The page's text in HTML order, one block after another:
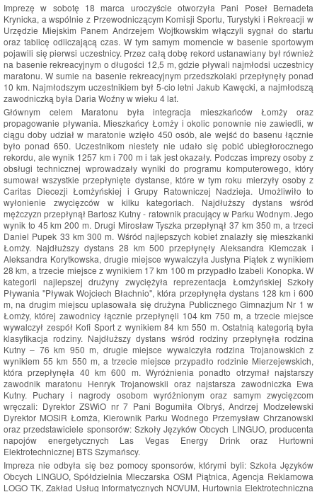
Imprezę w sobotę 18 marca uroczyście otworzyła Pani Poseł Bernadeta
Krynicka, a wspólnie z Przewodniczącym Komisji Sportu, Turystyki i Rekreacji w
Urzędzie Miejskim Panem Andrzejem Wojtkowskim włączyli sygnał do startu
oraz tablicę odliczającą czas. W tym samym momencie w basenie sportowym
pojawili się pierwsi uczestnicy. Przez całą dobę rekord ustanawiany był również
na basenie rekreacyjnym o długości 12,5 m, gdzie pływali najmłodsi uczestnicy
maratonu. W sumie na basenie rekreacyjnym przedszkolaki przepłynęły ponad
10 km. Najmłodszym uczestnikiem był 5-cio letni Jakub Kawęcki, a najmłodszą
zawodniczką była Daria Woźny w wieku 4 lat.
Głównym celem Maratonu była integracja mieszkańców Łomży oraz
propagowanie pływania. Mieszkańcy Łomży i okolic ponownie nie zawiedli, w
ciągu doby udział w maratonie wzięło 450 osób, ale wejść do basenu łącznie
było ponad 650. Uczestnikom niestety nie udało się pobić ubiegłorocznego
rekordu, ale wynik 1257 km i 700 m i tak jest okazały. Podczas imprezy osoby z
obsługi technicznej wprowadzały wyniki do programu komputerowego, który
sumował wszystkie przepłynięte dystanse, które w tym roku mierzyły osoby z
Caritas Diecezji Łomżyńskiej i Grupy Ratowniczej Nadzieja. Umożliwiło to
wyłonienie zwycięzców w kilku kategoriach. Najdłuższy dystans wśród
mężczyzn przepłynął Bartosz Kutny - ratownik pracujący w Parku Wodnym. Jego
wynik to 45 km 200 m. Drugi Mirosław Tyszka przepłynął 37 km 350 m, a trzeci
Daniel Pupek 33 km 300 m. Wśród najlepszych kobiet znalazły się mieszkanki
Łomży. Najdłuższy dystans 28 km 500 przepłynęły Aleksandra Klemczak i
Aleksandra Korytkowska, drugie miejsce wywalczyła Justyna Piątek z wynikiem
28 km, a trzecie miejsce z wynikiem 17 km 100 m przypadło Izabeli Konopka. W
kategorii najlepszej drużyny zwyciężyła reprezentacja Łomżyńskiej Szkoły
Pływania "Pływak Wojciech Błachnio", która przepłynęła dystans 128 km i 600
m, na drugim miejscu uplasowała się drużyna Publicznego Gimnazjum Nr 1 w
Łomży, której zawodnicy łącznie przepłynęli 104 km 750 m, a trzecie miejsce
wywalczył zespół Kofi Sport z wynikiem 84 km 550 m. Ostatnią kategorią była
klasyfikacja rodziny. Najdłuższy dystans wśród rodziny przepłynęła rodzina
Kutny – 76 km 950 m, drugie miejsce wywalczyła rodzina Trojanowskich z
wynikiem 55 km 550 m, a trzecie miejsce przypadło rodzinie Mierzejewskich,
która przepłynęła 40 km 600 m. Wyróżnienia ponadto otrzymał najstarszy
zawodnik maratonu Henryk Trojanowskii oraz najstarsza zawodniczka Ewa
Kutny. Puchary i nagrody osobom wyróżnionym oraz samym zwycięzcom
wręczali: Dyrektor ZSWiO nr 7 Pani Bogumiła Olbryś, Andrzej Modzelewski
Dyrektor MOSiR Łomża, Kierownik Parku Wodnego Przemysław Chrzanowski
oraz przedstawiciele sponsorów: Szkoły Języków Obcych LINGUO, producenta
napojów energetycznych Las Vegas Energy Drink oraz Hurtowni
Elektrotechnicznej BTS Szymańscy.
Impreza nie odbyła się bez pomocy sponsorów, którymi byli: Szkoła Języków
Obcych LINGUO, Spółdzielnia Mleczarska OSM Piątnica, Agencja Reklamowa
LOGO TK, Zakład Usług Informatycznych NOVUM, Hurtownia Elektrotechniczna